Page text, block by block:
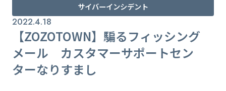
サイバーインシデント
2022.4.18
【ZOZOTOWN】騙るフィッシング
メール カスタマーサポートセン
ターなりすまし